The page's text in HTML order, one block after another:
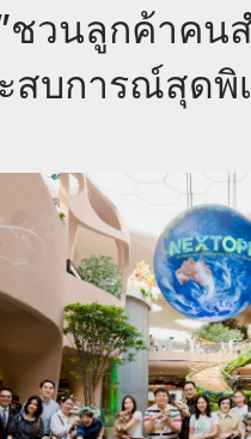
ชวนลูกค้าค
สบการณ์สุดพิ